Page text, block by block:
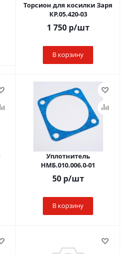
Торсион для косилки Заря
КР.05.420-03
1 750р/шт
В корзину
Уплотнитель
НМБ.010.006.0-01
50р/шт
В корзину